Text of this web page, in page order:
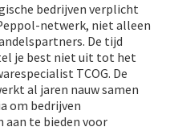
bedrijven verplicht
netwerk, niet alleen
De tijd
je best niet uit tot het
TCOG. De
al jaren nauw samen
om bedrijven
te bieden voor